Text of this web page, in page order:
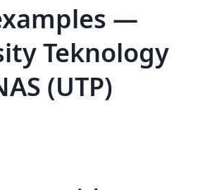
—
Teknology
(UTP)